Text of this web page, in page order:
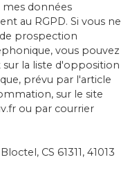
données
au RGPD. Si vous ne
prospection
vous pouvez
la liste d'opposition
prévu par l'article
sur le site
ou par courrier
CS 61311, 41013